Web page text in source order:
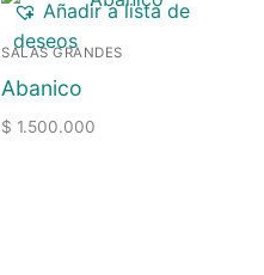
Añadir a lista de
deseos
SALAS GRANDES
Abanico
$ 1.500.000